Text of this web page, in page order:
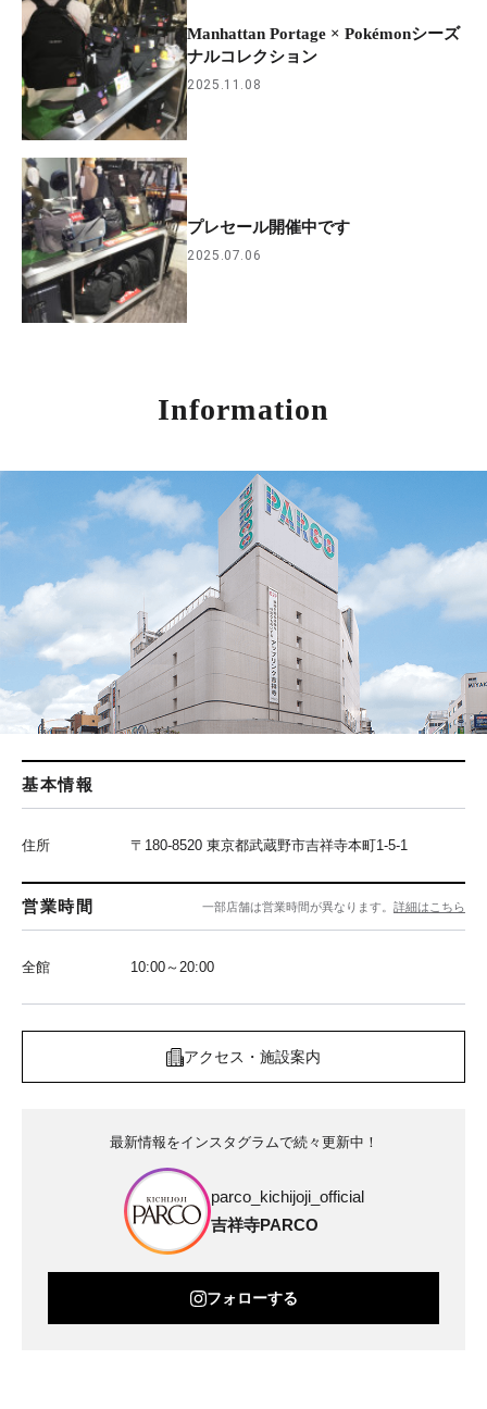
Manhattan Portage × Pokémonシーズ
ナルコレクション
2025.11.08
プレセール開催中です
2025.07.06
Information
基本情報
住所 〒180-8520 東京都武蔵野市吉祥寺本町1-5-1
営業時間 一部店舗は営業時間が異なります。 詳細はこちら
全館 10:00～20:00
アクセス・施設案内
最新情報をインスタグラムで続々更新中！
parco_kichijoji_official
吉祥寺PARCO
フォローする